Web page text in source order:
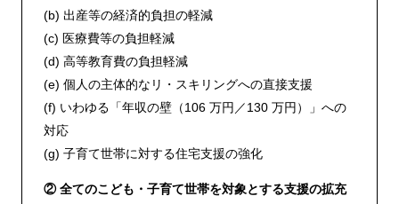
(b) 出産等の経済的負担の軽減
(c) 医療費等の負担軽減
(d) 高等教育費の負担軽減
(e) 個人の主体的なリ・スキリングへの直接支援
(f) いわゆる「年収の壁（106 万円／130 万円）」への
対応
(g) 子育て世帯に対する住宅支援の強化
② 全てのこども・子育て世帯を対象とする支援の拡充